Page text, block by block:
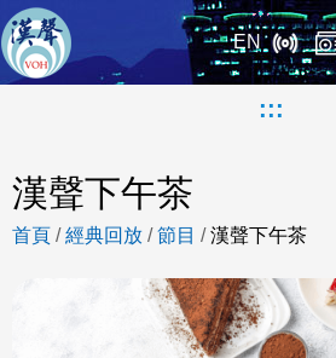
EN
:::
漢聲下午茶
首頁 /經典回放 /節目 /漢聲下午茶